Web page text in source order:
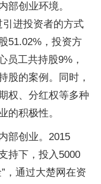
部创业环境。
引进投资者的方式
51.02%，投资方
员工共持股9%，
股的案例。同时，
权、分红权等多种
的积极性。
部创业。2015
持下，投入5000
，通过大楚网在资